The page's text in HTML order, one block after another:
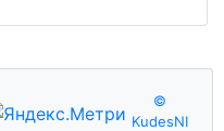
©
KudesNI